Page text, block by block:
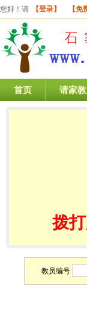
您好！请 【登录】 【免
首页 请家教
拨
教员编号